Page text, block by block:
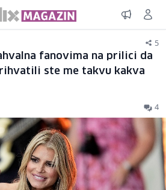
5
fanovima na prilici da
ste me takvu kakva
4